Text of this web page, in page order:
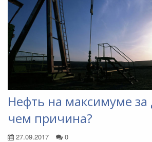
Нефть на максимуме за
чем причина?
27.09.2017 0